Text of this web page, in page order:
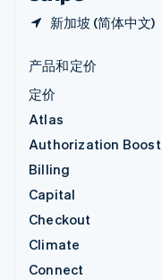
新加坡 (简体中文)
产品和定价
定价
Atlas
Authorization Boost
Billing
Capital
Checkout
Climate
Connect